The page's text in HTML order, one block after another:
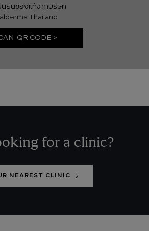
นยันของแท้จากบริษัท
Thailand
QR CODE >
for a clinic?
NEAREST CLINIC